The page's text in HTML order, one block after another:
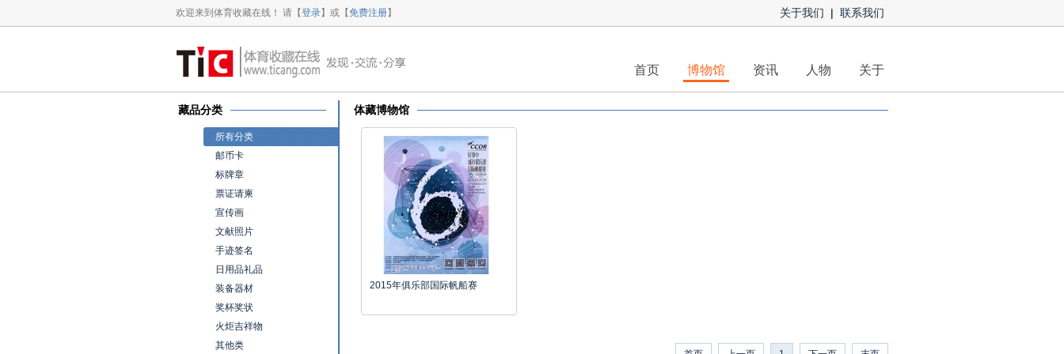
欢迎来到体育收藏在线！ 请【登录】或【免费注册】 关于我们 | 联系我们
首页 博物馆 资讯 人物 关于
藏品分类
所有分类
邮币卡
标牌章
票证请柬
宣传画
文献照片
手迹签名
日用品礼品
装备器材
奖杯奖状
火炬吉祥物
其他类
体藏博物馆
2015年俱乐部国际帆船赛